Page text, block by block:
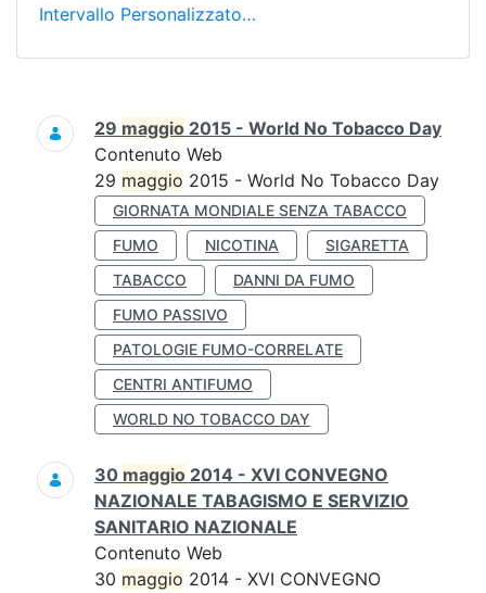
Intervallo Personalizzato…
Ricerca
29 maggio 2015 - World No Tobacco Day
Contenuto Web
29 maggio 2015 - World No Tobacco Day
GIORNATA MONDIALE SENZA TABACCO
FUMO
NICOTINA
SIGARETTA
TABACCO
DANNI DA FUMO
FUMO PASSIVO
PATOLOGIE FUMO-CORRELATE
CENTRI ANTIFUMO
WORLD NO TOBACCO DAY
30 maggio 2014 - XVI CONVEGNO
NAZIONALE TABAGISMO E SERVIZIO
SANITARIO NAZIONALE
Contenuto Web
30 maggio 2014 - XVI CONVEGNO